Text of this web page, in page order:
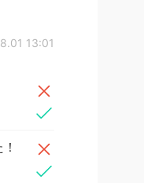
13:01